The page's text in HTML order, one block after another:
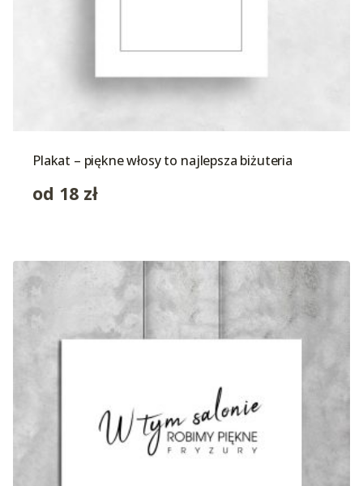
Plakat – piękne włosy to najlepsza biżuteria
od 18 zł